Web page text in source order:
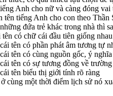
Anh cho nữ và càng đóng
tên tiếng Anh cho con theo Thần
đứa trẻ khác trong nhà thì
có chữ cái đầu tiên giống nhau
tên có phần phát âm tương tự
tên có cùng nguồn gốc, ý nghĩa
tên có sự tương đồng về
tên biểu thị giới tính rõ ràng
cùng một thời điểm lịch sử nó